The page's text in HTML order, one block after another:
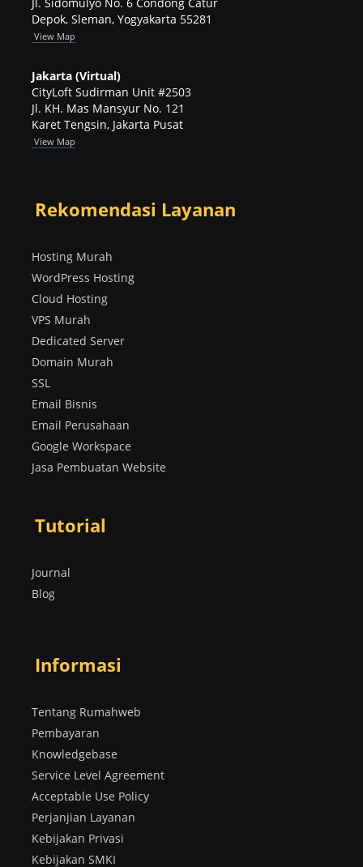
Depok, Sleman, Yogyakarta 55281
View Map
Jakarta (Virtual)
CityLoft Sudirman Unit #2503
Jl. KH. Mas Mansyur No. 121
Karet Tengsin, Jakarta Pusat
View Map
Rekomendasi Layanan
Hosting Murah
WordPress Hosting
Cloud Hosting
VPS Murah
Dedicated Server
Domain Murah
SSL
Email Bisnis
Email Perusahaan
Google Workspace
Jasa Pembuatan Website
Tutorial
Journal
Blog
Informasi
Tentang Rumahweb
Pembayaran
Knowledgebase
Service Level Agreement
Acceptable Use Policy
Perjanjian Layanan
Kebijakan Privasi
Kebijakan SMKI